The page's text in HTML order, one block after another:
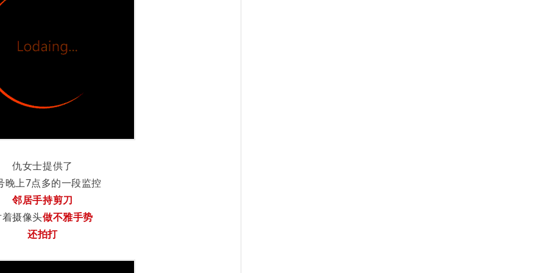
仇女士提供了
晚上7点多的一段监控
邻居手持剪刀
摄像头做不雅手势
还拍打